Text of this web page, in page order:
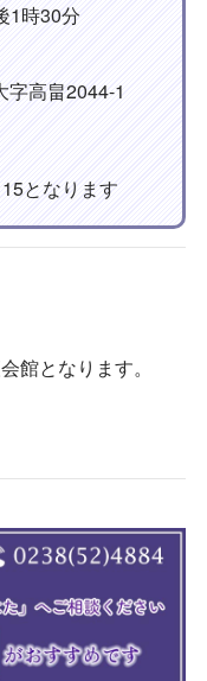
1時30分
字高畠2044-1
となります
館となります。